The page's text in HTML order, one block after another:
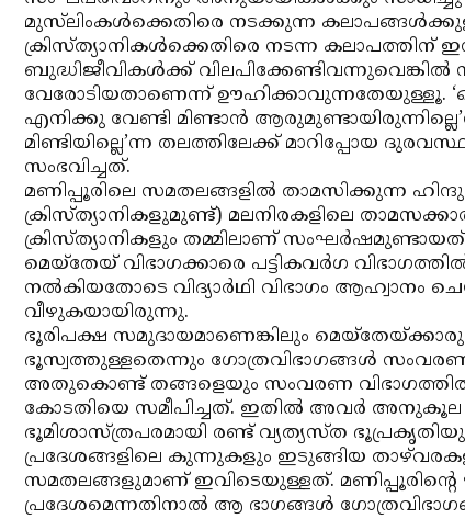
മുസ്‌ലിംകള്‍ക്കെതിരെ നടക്കുന്ന
ക്രിസ്ത്യാനികള്‍ക്കെതിരെ നടന്ന കലാപത്തിന്
ബുദ്ധിജീവികള്‍ക്ക്
വേരോടിയതാണെന്ന് ഊഹിക്കാവുന്നതേയുള്ളൂ.
എനിക്കു വേണ്ടി മിണ്ടാന്‍
മിണ്ടിയില്ലെ’ന്ന തലത്തിലേക്ക് മാറിപ്പോയ
സംഭവിച്ചത്.
മണിപ്പൂരിലെ സമതലങ്ങളില്‍ താമസിക്കുന്ന
ക്രിസ്ത്യാനികളുമുണ്ട്) മലനിരകളിലെ
ക്രിസ്ത്യാനികളും തമ്മിലാണ്
മെയ്‌തേയ് വിഭാഗക്കാരെ പട്ടികവര്‍ഗ
നല്‍കിയതോടെ വിദ്യാര്‍ഥി വിഭാഗം ആഹ്വാനം
വീഴുകയായിരുന്നു.
ഭൂരിപക്ഷ സമുദായമാണെങ്കിലും
ഭൂസ്വത്തുള്ളതെന്നും ഗോത്രവിഭാഗങ്ങള്‍
അതുകൊണ്ട് തങ്ങളെയും സംവരണ വിഭാഗത്തില്‍
കോടതിയെ സമീപിച്ചത്. ഇതില്‍ അവര്‍ അനുകൂല
ഭൂമിശാസ്ത്രപരമായി രണ്ട് വ്യത്യസ്ത
പ്രദേശങ്ങളിലെ കുന്നുകളും ഇടുങ്ങിയ
സമതലങ്ങളുമാണ് ഇവിടെയുള്ളത്. മണിപ്പൂരിന്റെ
പ്രദേശമെന്നതിനാല്‍ ആ ഭാഗങ്ങള്‍